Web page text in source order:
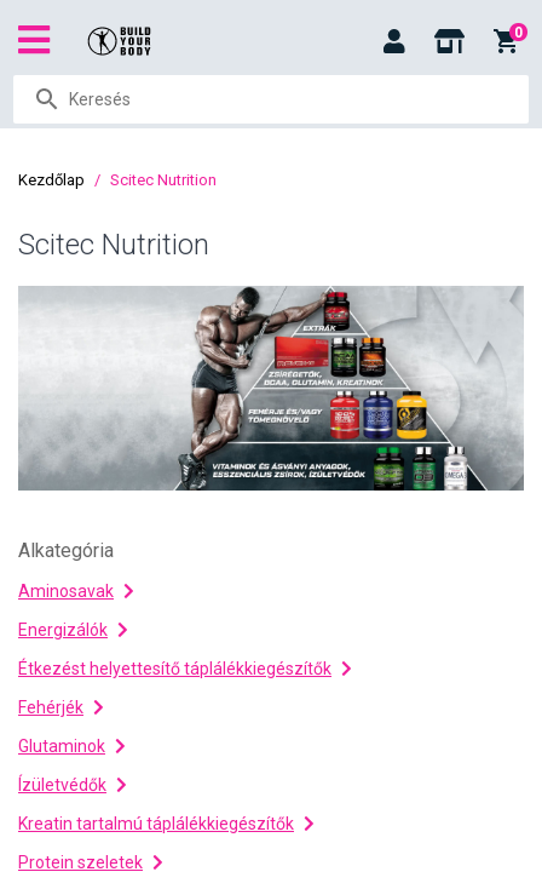
0
Kezdőlap Scitec Nutrition
Scitec Nutrition
Alkategória
Aminosavak
Energizálók
Étkezést helyettesítő táplálékkiegészítők
Fehérjék
Glutaminok
Ízületvédők
Kreatin tartalmú táplálékkiegészítők
Protein szeletek